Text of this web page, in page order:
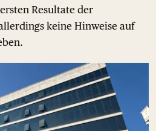
Resultate der
keine Hinweise auf